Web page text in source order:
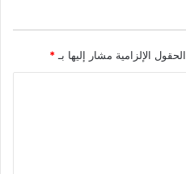
الحقول الإلزامية مشار إليها بـ *